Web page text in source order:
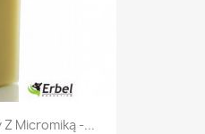
Micromiką -...